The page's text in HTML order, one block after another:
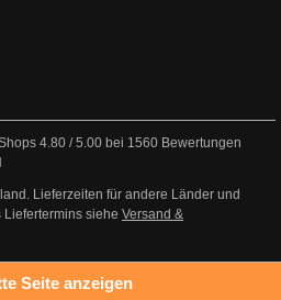
4.80 /5.00 bei 1560 Bewertungen
Lieferzeiten für andere Länder und
Liefertermins siehe Versand &
Seite anzeigen